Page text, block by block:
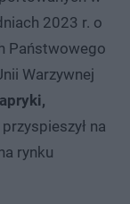
2023 r. o
Państwowego
Warzywnej
na
rynku